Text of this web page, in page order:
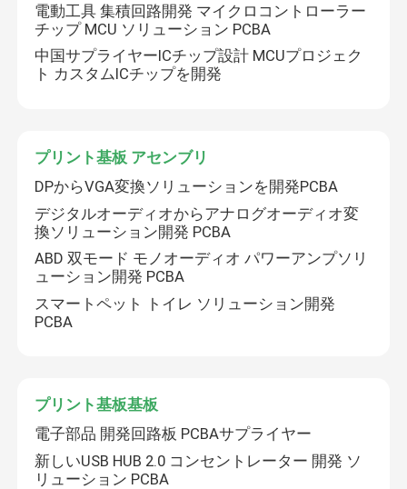
電動工具 集積回路開発 マイクロコントローラー
チップ MCU ソリューション PCBA
中国サプライヤーICチップ設計 MCUプロジェク
ト カスタムICチップを開発
プリント基板 アセンブリ
DPからVGA変換ソリューションを開発PCBA
デジタルオーディオからアナログオーディオ変
換ソリューション開発 PCBA
ABD 双モード モノオーディオ パワーアンプソリ
ューション開発 PCBA
スマートペット トイレ ソリューション開発
PCBA
プリント基板基板
電子部品 開発回路板 PCBAサプライヤー
新しいUSB HUB 2.0 コンセントレーター 開発 ソ
リューション PCBA